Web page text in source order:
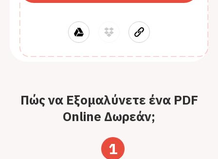
Πώς να Εξομαλύνετε ένα PDF
Online Δωρεάν;
1